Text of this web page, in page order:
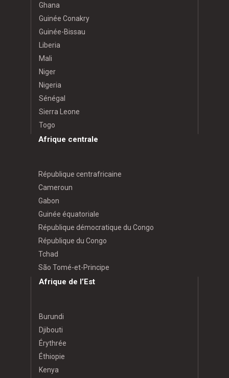
Ghana
Guinée Conakry
Guinée-Bissau
Liberia
Mali
Niger
Nigeria
Sénégal
Sierra Leone
Togo
Afrique centrale
République centrafricaine
Cameroun
Gabon
Guinée équatoriale
République démocratique du Congo
République du Congo
Tchad
São Tomé-et-Principe
Afrique de l’Est
Burundi
Djibouti
Érythrée
Éthiopie
Kenya